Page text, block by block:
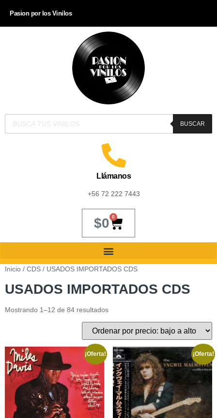
Pasion por los Vinilos
BUSCAR
Llámanos
+56 72 222 7443
$0 0
Inicio / CDS / USADOS IMPORTADOS CDS
USADOS IMPORTADOS CDS
Mostrando 1–12 de 84 resultados
¡Oferta! ¡Oferta!